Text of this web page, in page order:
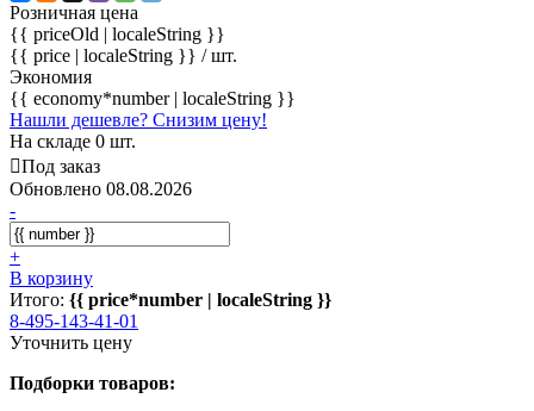
Розничная цена
{{ priceOld | localeString }}
{{ price | localeString }} / шт.
Экономия
{{ economy*number | localeString }}
Нашли дешевле? Снизим цену!
На складе 0 шт.
Под заказ
Обновлено 08.08.2026
-
+
В корзину
Итого: {{ price*number | localeString }}
8-495-143-41-01
Уточнить цену
Подборки товаров: